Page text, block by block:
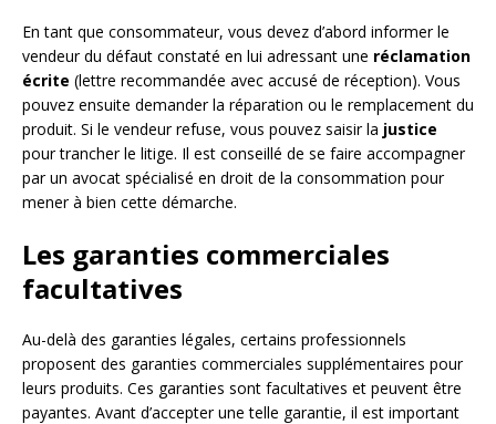
En tant que consommateur, vous devez d’abord informer le
vendeur du défaut constaté en lui adressant une réclamation
écrite (lettre recommandée avec accusé de réception). Vous
pouvez ensuite demander la réparation ou le remplacement du
produit. Si le vendeur refuse, vous pouvez saisir la justice
pour trancher le litige. Il est conseillé de se faire accompagner
par un avocat spécialisé en droit de la consommation pour
mener à bien cette démarche.
Les garanties commerciales
facultatives
Au-delà des garanties légales, certains professionnels
proposent des garanties commerciales supplémentaires pour
leurs produits. Ces garanties sont facultatives et peuvent être
payantes. Avant d’accepter une telle garantie, il est important